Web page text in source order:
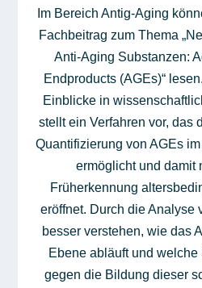
Im Bereich Antig-Aging
Fachbeitrag zum Thema
Anti-Aging Substanzen:
Endproducts (AGEs)“
Einblicke in
stellt ein Verfahren vor, das
Quantifizierung von AGEs
ermöglicht und damit
Früherkennung
eröffnet. Durch die Analyse
besser verstehen, wie das
Ebene abläuft und
gegen die Bildung dieser